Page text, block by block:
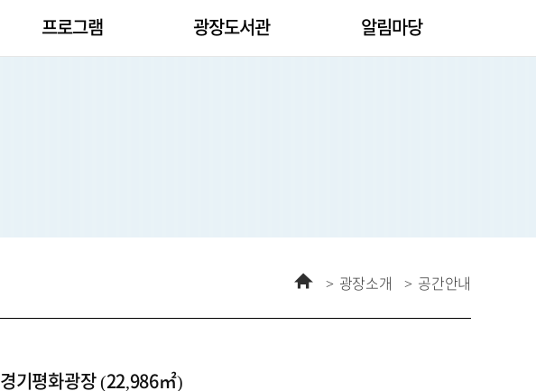
프로그램 광장도서관 알림마당
홈 광장소개 공간안내
경기평화광장 (22,986㎡)